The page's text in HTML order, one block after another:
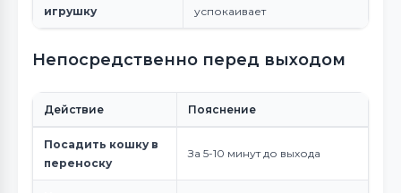
игрушку
успокаивает
Непосредственно перед выходом
Действие Пояснение
Посадить кошку в
переноску
За 5-10 минут до выхода